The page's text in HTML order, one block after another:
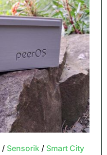
/ Sensorik/ Smart City